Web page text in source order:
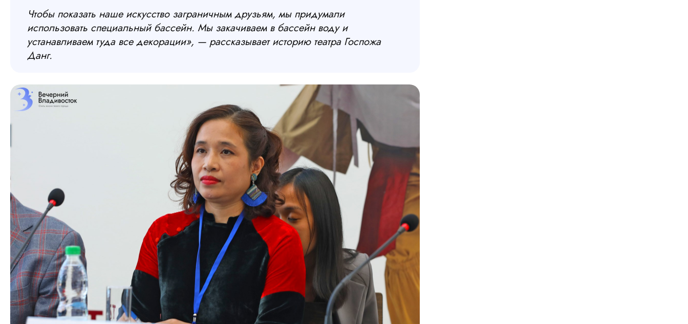
Чтобы показать наше искусство заграничным друзьям, мы придумали
использовать специальный бассейн. Мы закачиваем в бассейн воду и
устанавливаем туда все декорации», — рассказывает историю театра Госпожа
Данг.